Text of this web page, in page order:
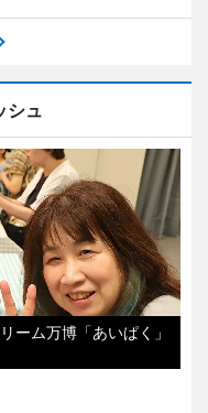
シュ
ーム万博「あいぱく」